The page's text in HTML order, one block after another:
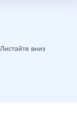
Листайте вниз